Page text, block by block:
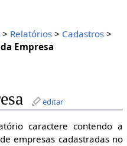
> Relatórios> Cadastros>
Empresa
editar
caractere contendo a
empresas cadastradas no